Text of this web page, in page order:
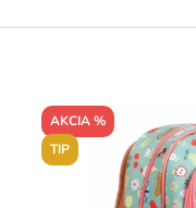
AKCIA %
TIP